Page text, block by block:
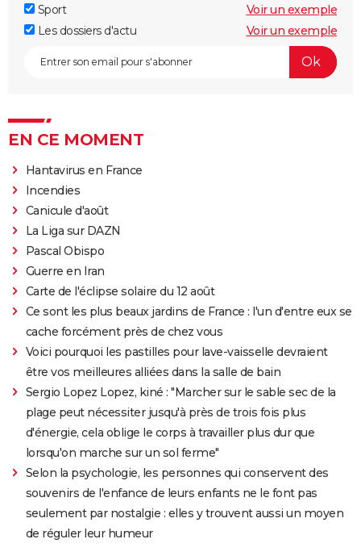
Sport
Voir un exemple
Les dossiers d'actu
Voir un exemple
EN CE MOMENT
Hantavirus en France
Incendies
Canicule d'août
La Liga sur DAZN
Pascal Obispo
Guerre en Iran
Carte de l'éclipse solaire du 12 août
Ce sont les plus beaux jardins de France : l'un d'entre eux se
cache forcément près de chez vous
Voici pourquoi les pastilles pour lave-vaisselle devraient
être vos meilleures alliées dans la salle de bain
Sergio Lopez Lopez, kiné : "Marcher sur le sable sec de la
plage peut nécessiter jusqu'à près de trois fois plus
d'énergie, cela oblige le corps à travailler plus dur que
lorsqu'on marche sur un sol ferme"
Selon la psychologie, les personnes qui conservent des
souvenirs de l'enfance de leurs enfants ne le font pas
seulement par nostalgie : elles y trouvent aussi un moyen
de réguler leur humeur